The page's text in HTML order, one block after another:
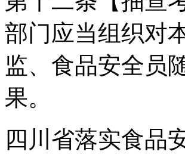
部门应当组织对
监、食品安全员
果。
四川省落实食品